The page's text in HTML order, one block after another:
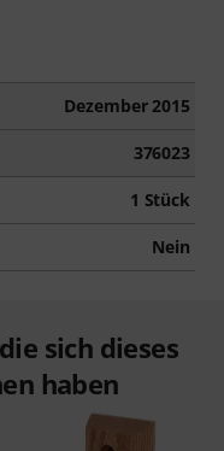
Dezember 2015
376023
1 Stück
Nein
sich dieses
haben